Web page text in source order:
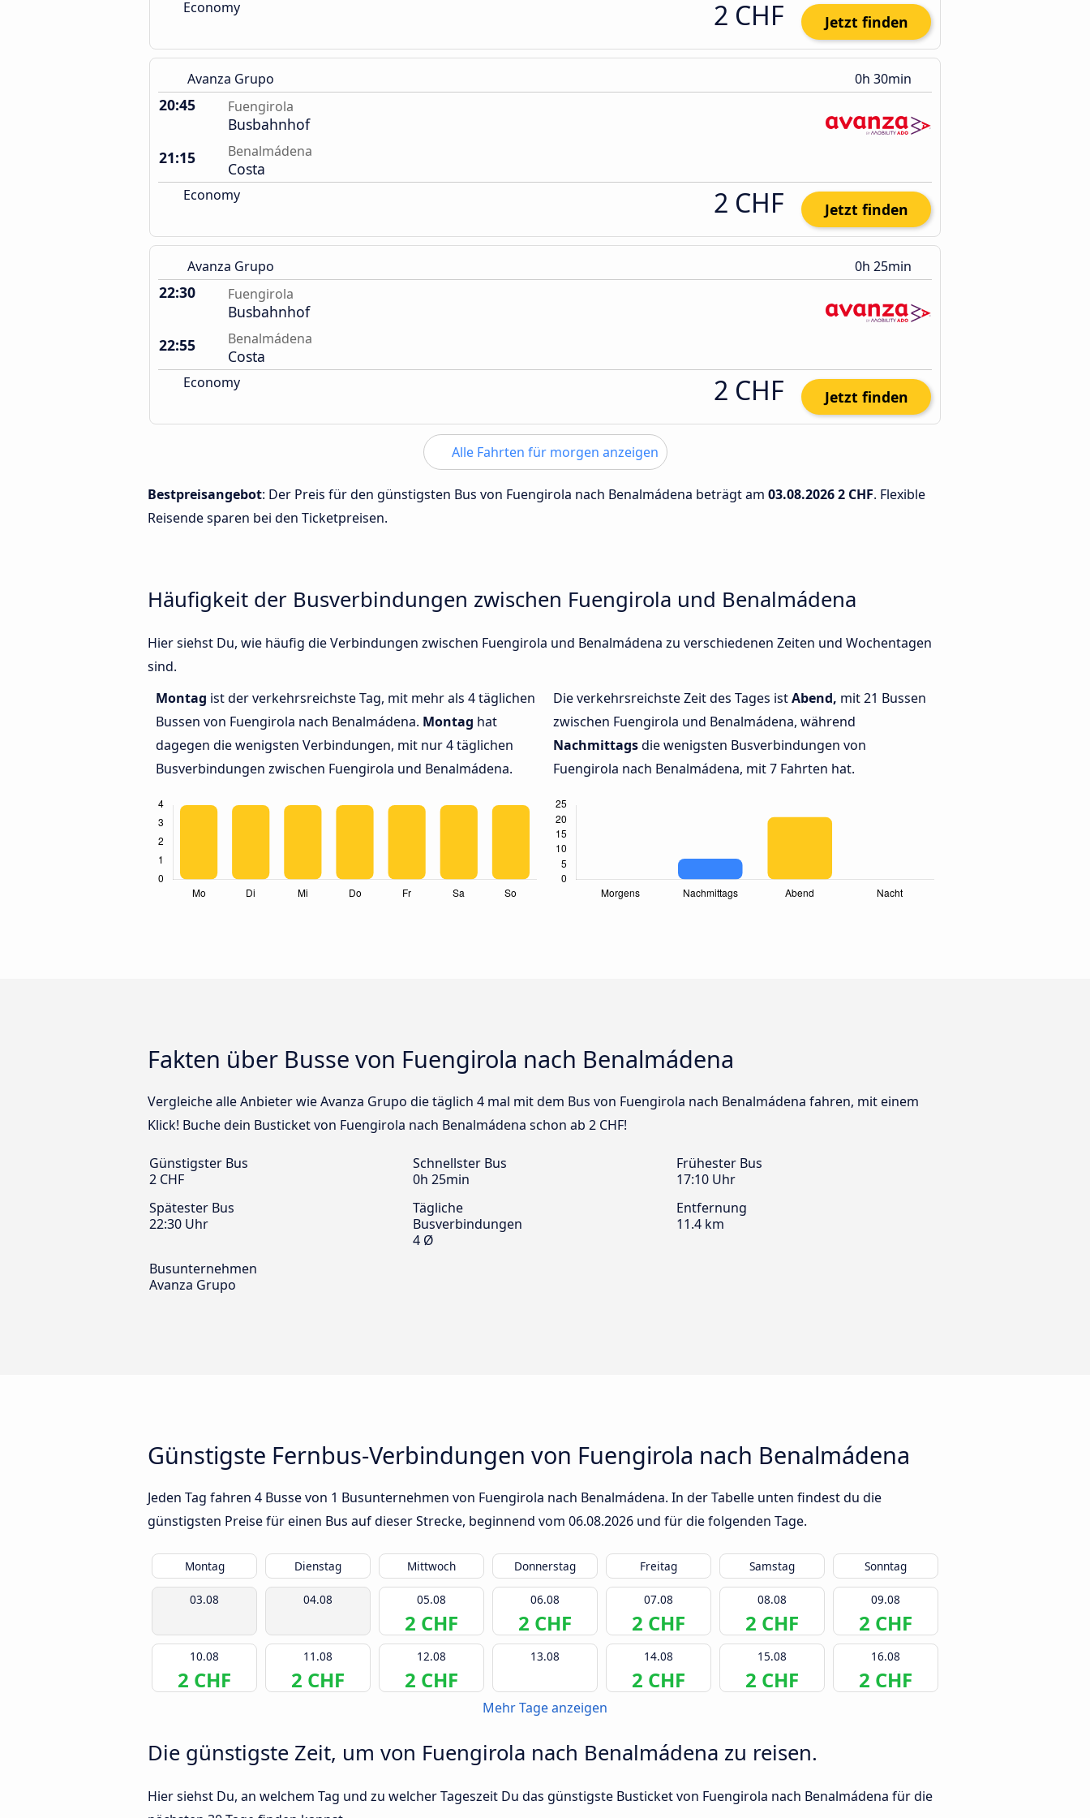
Economy 2 CHF Jetzt finden
Avanza Grupo 0h 30min
20:45 Fuengirola
Busbahnhof
21:15
Benalmádena
Costa
Economy 2 CHF Jetzt finden
Avanza Grupo 0h 25min
22:30 Fuengirola
Busbahnhof
22:55
Benalmádena
Costa
Economy 2 CHF Jetzt finden
Alle Fahrten für morgen anzeigen
Bestpreisangebot: Der Preis für den günstigsten Bus von Fuengirola nach Benalmádena beträgt am 03.08.20262 CHF. Flexible
Reisende sparen bei den Ticketpreisen.
Häufigkeit der Busverbindungen zwischen Fuengirola und Benalmádena
Hier siehst Du, wie häufig die Verbindungen zwischen Fuengirola und Benalmádena zu verschiedenen Zeiten und Wochentagen
sind.
Montag ist der verkehrsreichste Tag, mit mehr als 4 täglichen
Bussen von Fuengirola nach Benalmádena. Montag hat
dagegen die wenigsten Verbindungen, mit nur 4 täglichen
Busverbindungen zwischen Fuengirola und Benalmádena.
Die verkehrsreichste Zeit des Tages istAbend, mit 21 Bussen
zwischen Fuengirola und Benalmádena, während
Nachmittagsdie wenigsten Busverbindungen von
Fuengirola nach Benalmádena, mit 7 Fahrten hat.
Fakten über Busse von Fuengirola nach Benalmádena
Vergleiche alle Anbieter wie Avanza Grupo die täglich 4 mal mit dem Bus von Fuengirola nach Benalmádena fahren, mit einem
Klick! Buche dein Busticket von Fuengirola nach Benalmádena schon ab 2 CHF!
Günstigster Bus
2 CHF
Schnellster Bus
0h 25min
Frühester Bus
17:10 Uhr
Spätester Bus
22:30 Uhr
Tägliche
Busverbindungen
4 Ø
Entfernung
11.4 km
Busunternehmen
Avanza Grupo
Günstigste Fernbus-Verbindungen von Fuengirola nach Benalmádena
Jeden Tag fahren 4 Busse von 1 Busunternehmen von Fuengirola nach Benalmádena. In der Tabelle unten findest du die
günstigsten Preise für einen Bus auf dieser Strecke, beginnend vom 06.08.2026 und für die folgenden Tage.
Montag Dienstag Mittwoch Donnerstag Freitag Samstag Sonntag
03.08 04.08 05.08
2 CHF
06.08
2 CHF
07.08
2 CHF
08.08
2 CHF
09.08
2 CHF
10.08
2 CHF
11.08
2 CHF
12.08
2 CHF
13.08 14.08
2 CHF
15.08
2 CHF
16.08
2 CHF
Mehr Tage anzeigen
Die günstigste Zeit, um von Fuengirola nach Benalmádena zu reisen.
Hier siehst Du, an welchem Tag und zu welcher Tageszeit Du das günstigste Busticket von Fuengirola nach Benalmádena für die